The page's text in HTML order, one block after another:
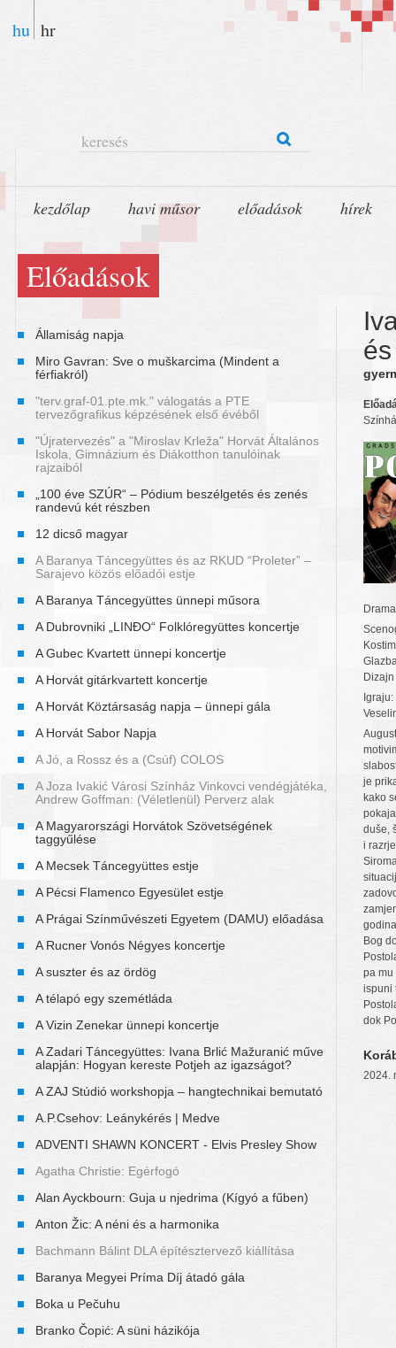
hu hr
keresés
kezdőlap havi műsor előadások hírek
Előadások
Államiság napja
Miro Gavran: Sve o muškarcima (Mindent a
férfiakról)
"terv.graf-01.pte.mk." válogatás a PTE
tervezőgrafikus képzésének első évéből
"Újratervezés" a "Miroslav Krleža" Horvát Általános
Iskola, Gimnázium és Diákotthon tanulóinak
rajzaiból
„100 éve SZÚR“ – Pódium beszélgetés és zenés
randevú két részben
12 dicső magyar
A Baranya Táncegyüttes és az RKUD “Proleter” –
Sarajevo közös előadói estje
A Baranya Táncegyüttes ünnepi műsora
A Dubrovniki „LINĐO“ Folklóregyüttes koncertje
A Gubec Kvartett ünnepi koncertje
A Horvát gitárkvartett koncertje
A Horvát Köztársaság napja – ünnepi gála
A Horvát Sabor Napja
A Jó, a Rossz és a (Csúf) COLOS
A Joza Ivakić Városi Színház Vinkovci vendégjátéka,
Andrew Goffman: (Véletlenül) Perverz alak
A Magyarországi Horvátok Szövetségének
taggyűlése
A Mecsek Táncegyüttes estje
A Pécsi Flamenco Egyesület estje
A Prágai Színművészeti Egyetem (DAMU) előadása
A Rucner Vonós Négyes koncertje
A suszter és az ördög
A télapó egy szemétláda
A Vizin Zenekar ünnepi koncertje
A Zadari Táncegyüttes: Ivana Brlić Mažuranić műve
alapján: Hogyan kereste Potjeh az igazságot?
A ZAJ Stúdió workshopja – hangtechnikai bemutató
A.P.Csehov: Leánykérés | Medve
ADVENTI SHAWN KONCERT - Elvis Presley Show
Agatha Christie: Egérfogó
Alan Ayckbourn: Guja u njedrima (Kígyó a fűben)
Anton Žic: A néni és a harmonika
Bachmann Bálint DLA építésztervező kiállítása
Baranya Megyei Príma Díj átadó gála
Boka u Pečuhu
Branko Čopić: A süni házikója
je
kako
duše,
i
Bog
pa mu
ispuni
dok
2024.